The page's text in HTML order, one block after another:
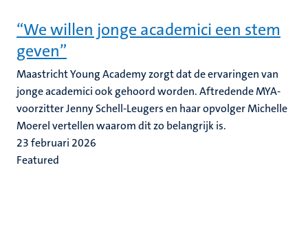
“We willen jonge academici een stem
geven”
Maastricht Young Academy zorgt dat de ervaringen van
jonge academici ook gehoord worden. Aftredende MYA-
voorzitter Jenny Schell-Leugers en haar opvolger Michelle
Moerel vertellen waarom dit zo belangrijk is.
23 februari 2026
Featured